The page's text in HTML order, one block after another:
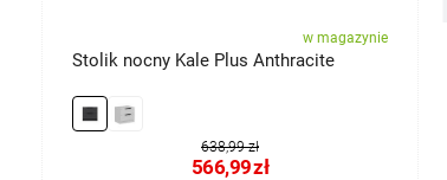
w magazynie
Stolik nocny Kale Plus Anthracite
638,99 zł
566,99zł